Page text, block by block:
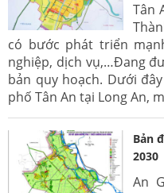
Tân
có bước phát triển
nghiệp, dịch vụ,…Đang
bản quy hoạch. Dưới
phố Tân An tại Long An,
Bản
2030
An